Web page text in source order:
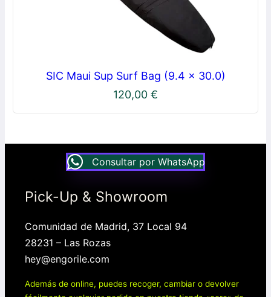
SIC Maui Sup Surf Bag (9.4 x 30.0)
120,00 €
Consultar por WhatsApp
Pick-Up & Showroom
Comunidad de Madrid, 37 Local 94
28231 – Las Rozas
hey@engorile.com
Además de online, puedes recoger, cambiar o devolver